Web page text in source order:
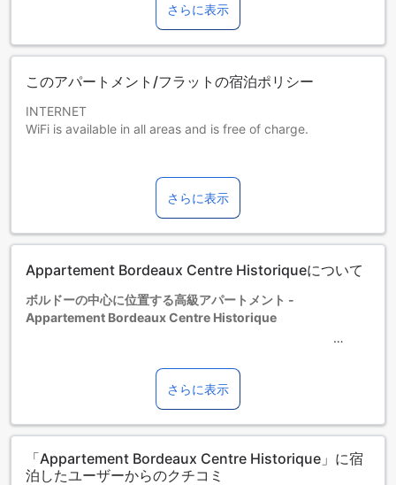
さらに表示
このアパートメント/フラットの宿泊ポリシー
INTERNET
WiFi is available in all areas and is free of charge.
Pets are not allowed.
CHILDREN AND EXTRA BED POLICY
You haven't added any extra beds.
Any type of extra bed or child's cot/crib is upon request
さらに表示
Appartement Bordeaux Centre Historiqueについて
ボルドーの中心に位置する高級アパートメント -
Appartement Bordeaux Centre Historique
ボルドーの歴史的な中心地に位置する「Appartement
Bordeaux Centre Historique」は、贅沢な5つ星宿泊施設で、
訪れるゲストに特別な体験を提供します。美しい街並みを眺
めながら、心地よい滞在を楽しむことができるこのアパート
メントは、モダンな設備と歴史的な魅力が融合した理想的な
宿泊先です。
チェックインは午後3時から、チェックアウトは午前11時まで
さらに表示
「Appartement Bordeaux Centre Historique」に宿
泊したユーザーからのクチコミ